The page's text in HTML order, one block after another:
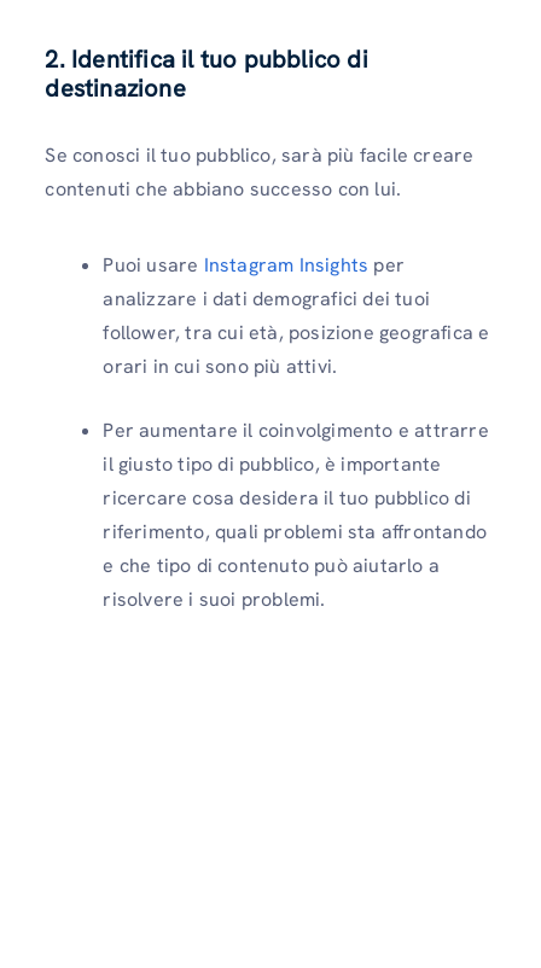
2. Identifica il tuo pubblico di
destinazione
Se conosci il tuo pubblico, sarà più facile creare
contenuti che abbiano successo con lui.
Puoi usare Instagram Insights per
analizzare i dati demografici dei tuoi
follower, tra cui età, posizione geografica e
orari in cui sono più attivi.
Per aumentare il coinvolgimento e attrarre
il giusto tipo di pubblico, è importante
ricercare cosa desidera il tuo pubblico di
riferimento, quali problemi sta affrontando
e che tipo di contenuto può aiutarlo a
risolvere i suoi problemi.